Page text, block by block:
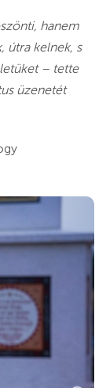
hanem
útra kelnek, s
– tette
üzenetét